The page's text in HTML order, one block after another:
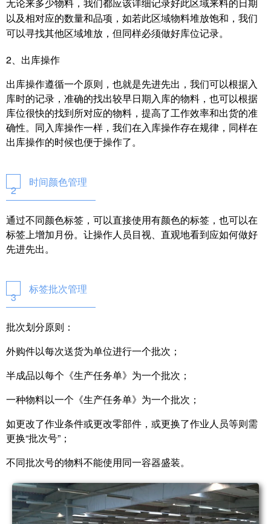
以及相对应的数量和品项，如若此区域物料堆放饱和，我们
可以寻找其他区域堆放，但同样必须做好库位记录。
2、出库操作
出库操作遵循一个原则，也就是先进先出，我们可以根据入
库时的记录，准确的找出较早日期入库的物料，也可以根据
库位很快的找到所对应的物料，提高了工作效率和出货的准
确性。同入库操作一样，我们在入库操作存在规律，同样在
出库操作的时候也便于操作了。
2
时间颜色管理
通过不同颜色标签，可以直接使用有颜色的标签，也可以在
标签上增加月份。让操作人员目视、直观地看到应如何做好
先进先出。
3
标签批次管理
批次划分原则：
外购件以每次送货为单位进行一个批次；
半成品以每个《生产任务单》为一个批次；
一种物料以一个《生产任务单》为一个批次；
如更改了作业条件或更改零部件，或更换了作业人员等则需
更换“批次号”；
不同批次号的物料不能使用同一容器盛装。